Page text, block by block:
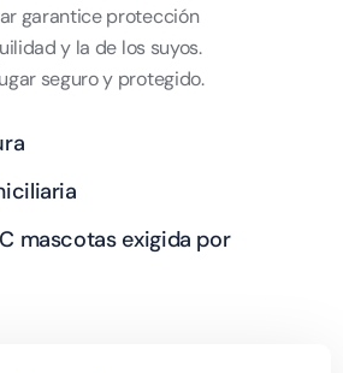
garantice protección
y la de los suyos.
seguro y protegido.
mascotas exigida por